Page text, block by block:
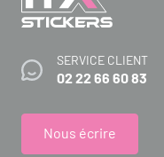
SERVICE CLIENT
02 22 66 60 83
Nous écrire